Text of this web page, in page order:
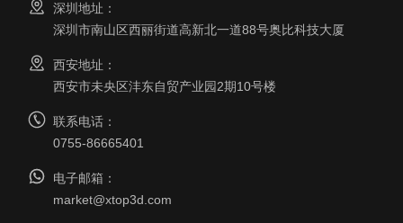
深圳地址：
深圳市南山区西丽街道高新北一道88号奥比科技大厦
西安地址：
西安市未央区沣东自贸产业园2期10号楼
联系电话：
0755-86665401
电子邮箱：
market@xtop3d.com